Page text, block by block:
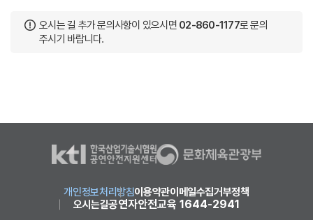
오시는 길 추가 문의사항이 있으시면 02-860-1177로 문의
주시기 바랍니다.
개인정보처리방침이용약관이메일수집거부정책
오시는길공연자안전교육 1644-2941